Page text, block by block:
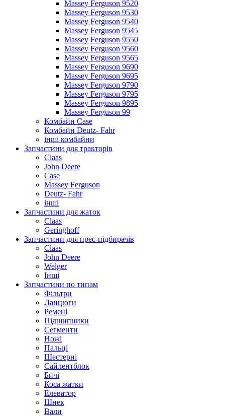
Massey Ferguson 9520
Massey Ferguson 9530
Massey Ferguson 9540
Massey Ferguson 9545
Massey Ferguson 9550
Massey Ferguson 9560
Massey Ferguson 9565
Massey Ferguson 9690
Massey Ferguson 9695
Massey Ferguson 9790
Massey Ferguson 9795
Massey Ferguson 9895
Massey Ferguson 99
Комбайн Case
Комбайн Deutz- Fahr
інші комбайни
Запчастини для тракторів
Claas
John Deere
Case
Massey Ferguson
Deutz- Fahr
інші
Запчастини для жаток
Claas
Geringhoff
Запчастини для прес-підбирачів
Claas
John Deere
Welger
Інші
Запчастини по типам
Фільтри
Ланцюги
Ремені
Підшипники
Сегменти
Ножі
Пальці
Шестерні
Сайлентблок
Бичі
Коса жатки
Елеватор
Шнек
Вали